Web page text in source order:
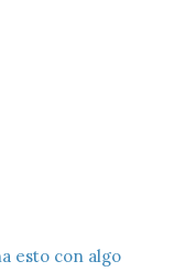
esto con algo